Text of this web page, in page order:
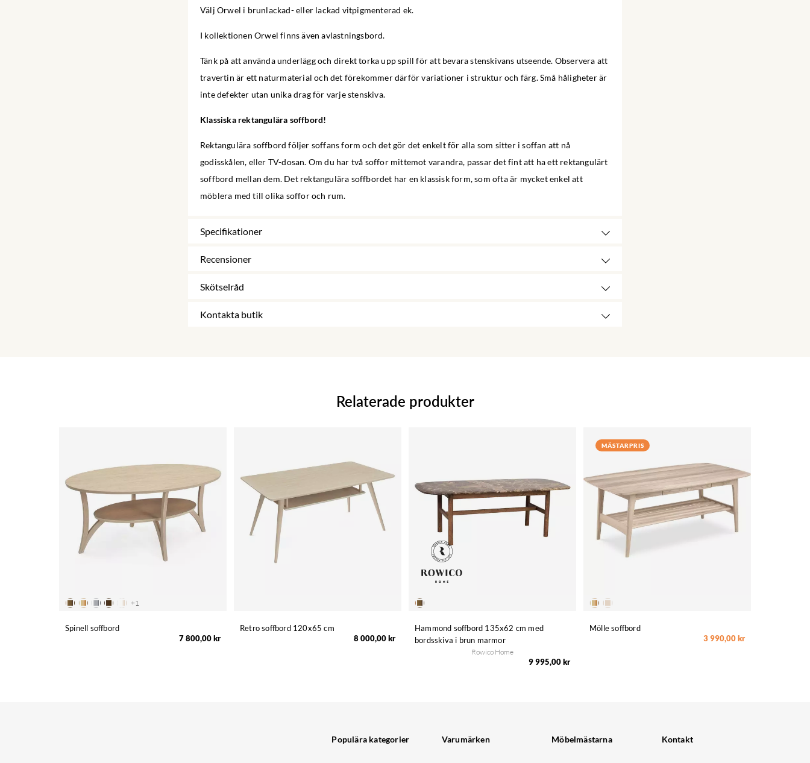
Välj Orwel i brunlackad- eller lackad vitpigmenterad ek.
I kollektionen Orwel finns även avlastningsbord.
Tänk på att använda underlägg och direkt torka upp spill för att bevara stenskivans utseende. Observera att
travertin är ett naturmaterial och det förekommer därför variationer i struktur och färg. Små håligheter är
inte defekter utan unika drag för varje stenskiva.
Klassiska rektangulära soffbord!
Rektangulära soffbord följer soffans form och det gör det enkelt för alla som sitter i soffan att nå
godisskålen, eller TV-dosan. Om du har två soffor mittemot varandra, passar det fint att ha ett rektangulärt
soffbord mellan dem. Det rektangulära soffbordet har en klassisk form, som ofta är mycket enkel att
möblera med till olika soffor och rum.
Specifikationer
Recensioner
Skötselråd
Kontakta butik
Relaterade produkter
+1
Spinell soffbord
7 800,00 kr
Retro soffbord 120x65 cm
8 000,00 kr
Hammond soffbord 135x62 cm med
bordsskiva i brun marmor
Rowico Home
9 995,00 kr
MÄSTARPRIS
Mölle soffbord
3 990,00 kr
Populära kategorier Varumärken Möbelmästarna Kontakt